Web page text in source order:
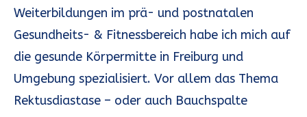
Bewegung bringen und gute Laune
verbreiten.
Kraft- und Dehnübungen : Effektive
Übungen zur Stärkung deiner Muskulatur
und zur Förderung deiner Flexibilität.
Weiterbildungen im prä- und postnatalen
Gesundheits- & Fitnessbereich habe ich mich auf
die gesunde Körpermitte in Freiburg und
Umgebung spezialisiert. Vor allem das Thema
Rektusdiastase – oder auch Bauchspalte